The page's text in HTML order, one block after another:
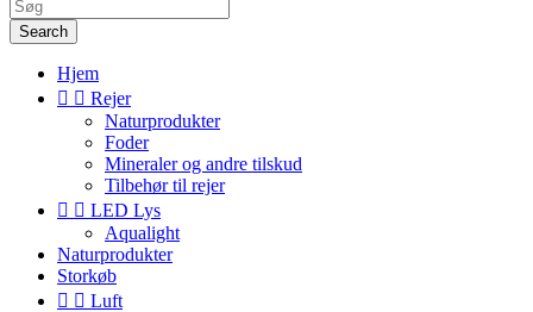
Search
Hjem
  Rejer
Naturprodukter
Foder
Mineraler og andre tilskud
Tilbehør til rejer
  LED Lys
Aqualight
Naturprodukter
Storkøb
  Luft